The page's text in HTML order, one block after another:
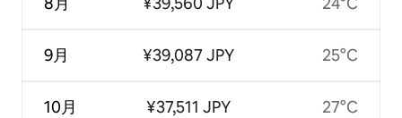
9月
10月
¥39,087 JPY
¥37,511 JPY
25°C
27°C